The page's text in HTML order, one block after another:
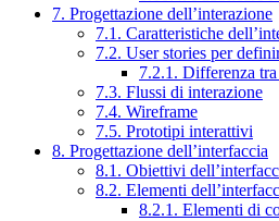
7. Progettazione dell’interazione
7.1. Caratteristiche
7.2. User stories per
7.2.1. Differenza tra
7.3. Flussi di interazione
7.4. Wireframe
7.5. Prototipi interattivi
8. Progettazione dell’interfaccia
8.1. Obiettivi
8.2. Elementi
8.2.1. Elementi di